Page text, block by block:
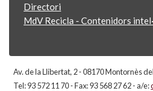
Directori
MdV Recicla - Contenidors
Av. de la Llibertat, 2 - 08170 Montornès
Tel: 93 572 11 70 - Fax: 93 568 27 62 - a/e: